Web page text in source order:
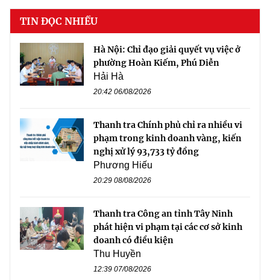
TIN ĐỌC NHIỀU
Hà Nội: Chỉ đạo giải quyết vụ việc ở
phường Hoàn Kiếm, Phú Diễn
Hải Hà
20:42 06/08/2026
Thanh tra Chính phủ chỉ ra nhiều vi
phạm trong kinh doanh vàng, kiến
nghị xử lý 93,733 tỷ đồng
Phương Hiếu
20:29 08/08/2026
Thanh tra Công an tỉnh Tây Ninh
phát hiện vi phạm tại các cơ sở kinh
doanh có điều kiện
Thu Huyền
12:39 07/08/2026